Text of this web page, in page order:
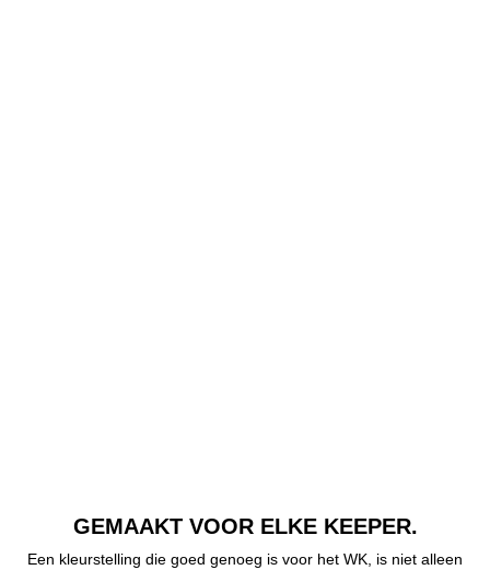
GEMAAKT VOOR ELKE KEEPER.
Een kleurstelling die goed genoeg is voor het WK, is niet alleen